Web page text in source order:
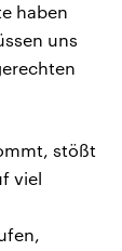
haben
uns
stößt
viel